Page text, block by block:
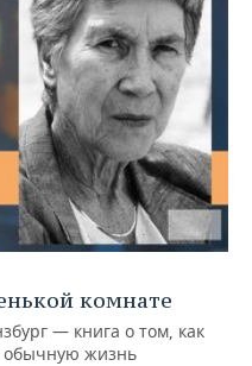
комнате
— книга о том, как
обычную жизнь